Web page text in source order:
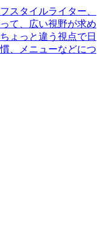
スタイルライター、
て、広い視野が求め
ょっと違う視点で日
、メニューなどにつ